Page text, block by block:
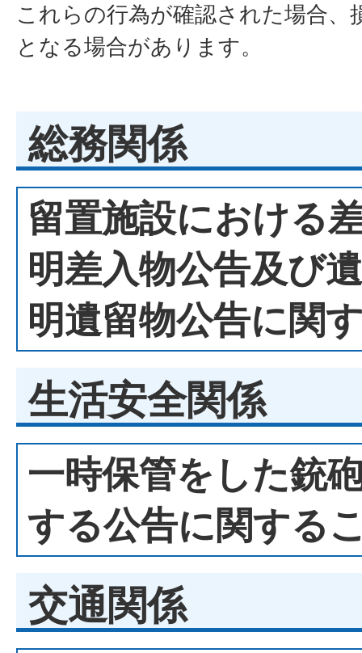
これらの行為が確認された場合、
となる場合があります。
総務関係
留置施設における
明差入物公告及び
明遺留物公告に関
生活安全関係
一時保管をした銃
する公告に関する
交通関係